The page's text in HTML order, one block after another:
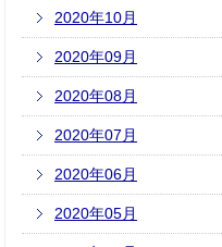
2020年10月
2020年09月
2020年08月
2020年07月
2020年06月
2020年05月